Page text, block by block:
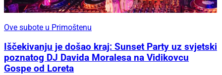
Ove subote u Primoštenu
Iščekivanju je došao kraj: Sunset Party uz svjetski
poznatog DJ Davida Moralesa na Vidikovcu
Gospe od Loreta